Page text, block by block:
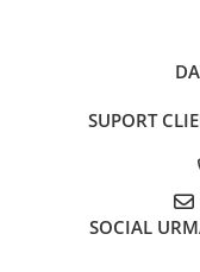
SUPORT
SOCIAL